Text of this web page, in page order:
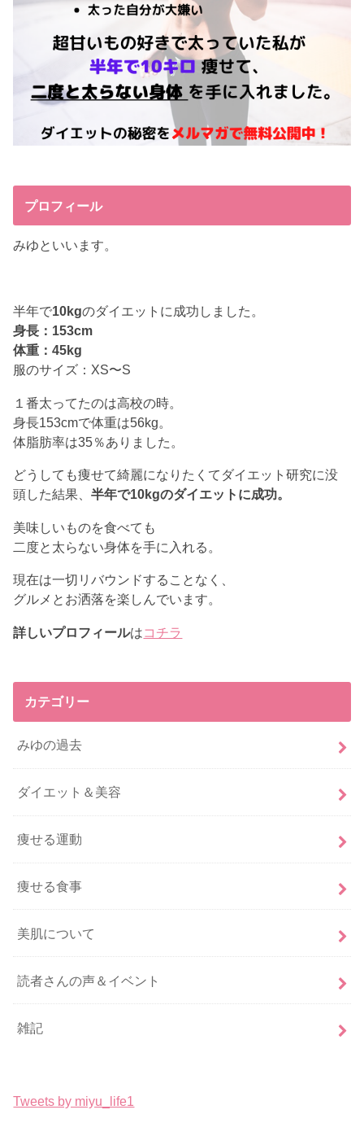
プロフィール
みゆといいます。
半年で10kgのダイエットに成功しました。
身長：153cm
体重：45kg
服のサイズ：XS〜S
１番太ってたのは高校の時。
身長153cmで体重は56kg。
体脂肪率は35％ありました。
どうしても痩せて綺麗になりたくてダイエット研究に没
頭した結果、半年で10kgのダイエットに成功。
美味しいものを食べても
二度と太らない身体を手に入れる。
現在は一切リバウンドすることなく、
グルメとお洒落を楽しんでいます。
詳しいプロフィールはコチラ
カテゴリー
みゆの過去
ダイエット＆美容
痩せる運動
痩せる食事
美肌について
読者さんの声＆イベント
雑記
Tweets by miyu_life1